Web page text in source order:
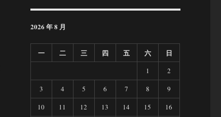
2026 年 8 月
一 二 三 四 五 六 日
1
2
3
4 5 6 7 8
9
10
11 12 13 14 15
16